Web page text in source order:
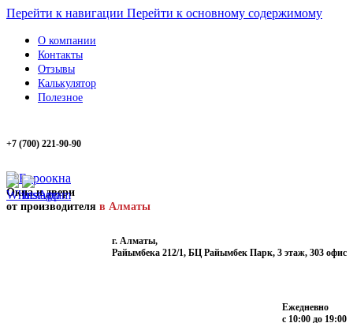
Перейти к навигации Перейти к основному содержимому
О компании
Контакты
Отзывы
Калькулятор
Полезное
+7 (700) 221-90-90
Окна и двери
от производителя в Алматы
г. Алматы,
Райымбека 212/1, БЦ Райымбек Парк, 3 этаж, 303 офис
Ежедневно
с 10:00 до 19:00